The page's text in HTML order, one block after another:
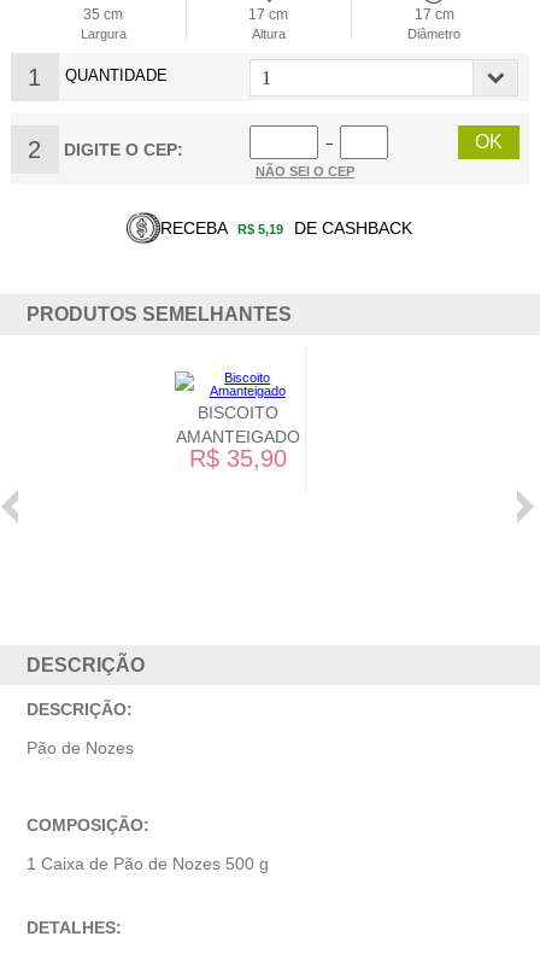
35 cm
Largura
17 cm
Altura
17 cm
Diâmetro
1 QUANTIDADE
2 DIGITE O CEP:
−
NÃO SEI O CEP
RECEBA R$ 5,19 DE CASHBACK
PRODUTOS SEMELHANTES
DESCRIÇÃO
DESCRIÇÃO:
Pão de Nozes
COMPOSIÇÃO:
1 Caixa de Pão de Nozes 500 g
DETALHES: